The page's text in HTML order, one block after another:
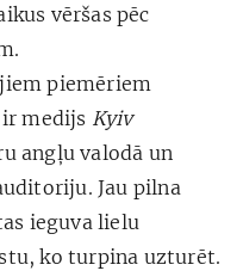
vēršas pēc
piemēriem
medijs Kyiv
angļu valodā un
Jau pilna
ieguva lielu
ko turpina uzturēt.